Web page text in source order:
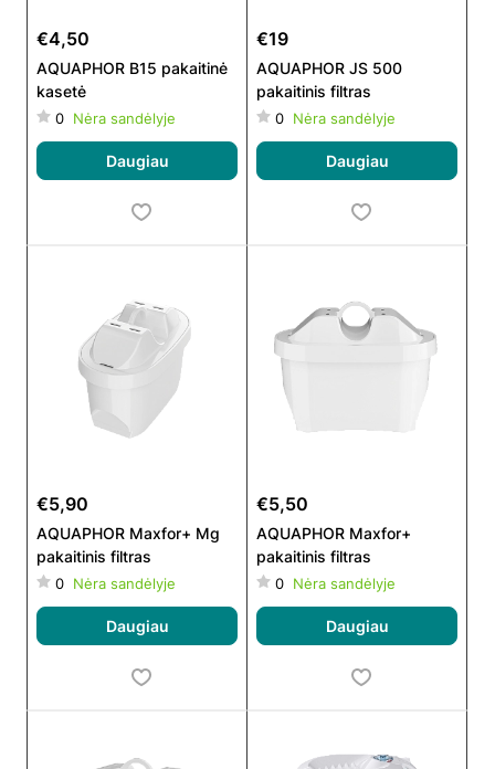
€4,50
AQUAPHOR B15 pakaitinė
kasetė
0 Nėra sandėlyje
Daugiau
€19
AQUAPHOR JS 500
pakaitinis filtras
0 Nėra sandėlyje
Daugiau
€5,90
AQUAPHOR Maxfor+ Mg
pakaitinis filtras
0 Nėra sandėlyje
Daugiau
€5,50
AQUAPHOR Maxfor+
pakaitinis filtras
0 Nėra sandėlyje
Daugiau